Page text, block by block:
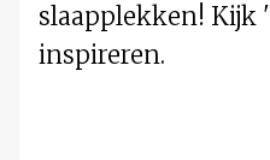
slaapplekken! Kijk
inspireren.